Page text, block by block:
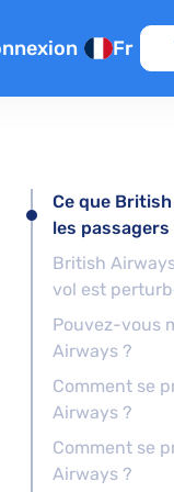
météo
de vol
Fr
Ce que
les passagers
British
vol est
Pouvez-vous
Airways ?
Comment se
Airways ?
Comment se
Airways ?